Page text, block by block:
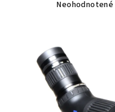
Priemerné
0,0
z
5
hviezdičiek.
Neohodnotené